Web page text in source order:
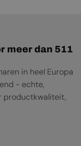
meer dan 511
in heel Europa
- echte,
productkwaliteit,